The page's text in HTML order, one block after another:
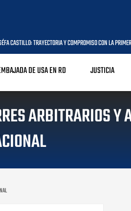
Y COMPROMISO CON LA PRIMERA INFANCIA
DE USA EN RD JUSTICIA
ARBITRARIOS